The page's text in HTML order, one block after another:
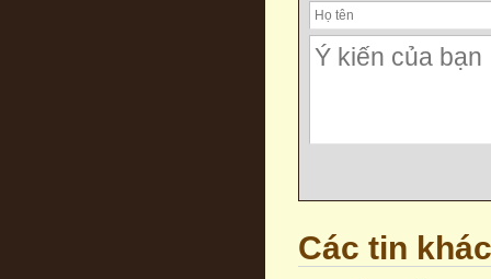
Các tin khác